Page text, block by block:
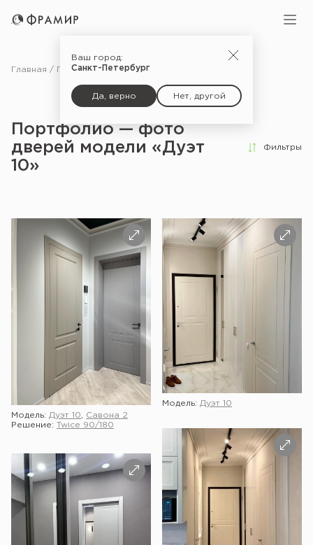
Ваш город:
Санкт-Петербург
Да, верно Нет, другой
Главная Портфолио
Портфолио — фото
дверей модели «Дуэт
10»
Фильтры
Модель: Дуэт 10
Савона 2
Решение: Twice 90/180
Модель: Дуэт 10